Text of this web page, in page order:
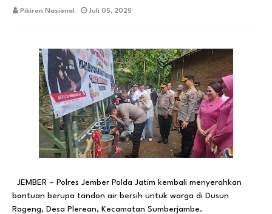
Pikiran Nasional Juli 05, 2025
JEMBER – Polres Jember Polda Jatim kembali menyerahkan
bantuan berupa tandon air bersih untuk warga di Dusun
Rageng, Desa Plerean, Kecamatan Sumberjambe.